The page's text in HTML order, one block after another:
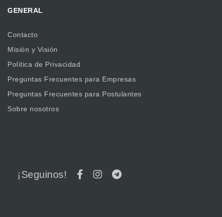
GENERAL
Contacto
Misión y Visión
Política de Privacidad
Preguntas Frecuentes para Empresas
Preguntas Frecuentes para Postulantes
Sobre nosotros
¡Seguinos!